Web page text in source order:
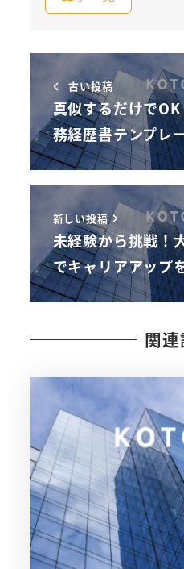
古い投稿
真似するだけで
務経歴書テンプレ
新しい投稿
未経験から挑戦！
でキャリアアップ
関